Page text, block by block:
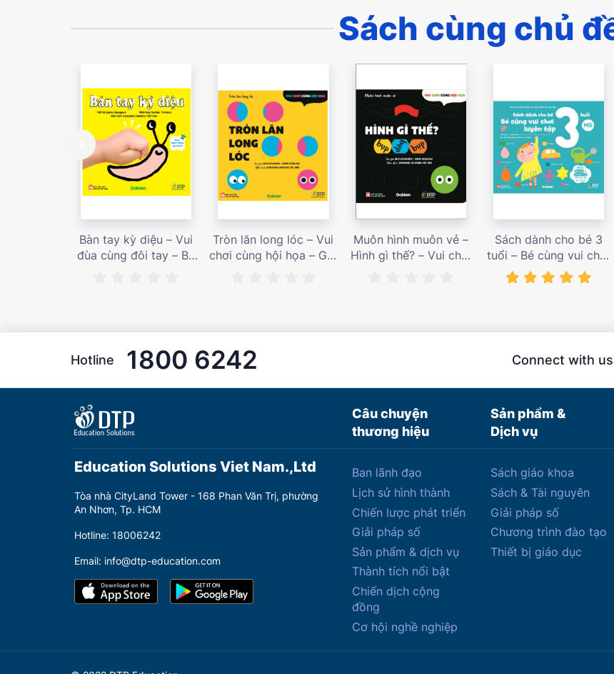
Sách cùng chủ
Bàn tay kỳ diệu – Vui
đùa cùng đôi tay – Bé
Tròn lăn long lóc – Vui
chơi cùng hội họa – Giá
Muôn hình muôn vẻ –
Hình gì thế? – Vui chơi
Sách dành cho bé 3
tuổi – Bé cùng vui chơi
luyện tập – Sách vui
chơi tương tác tăng
Hotline 1800 6242 Connect with
Câu chuyện
thương hiệu
Sản phẩm &
Dịch vụ
Education Solutions Viet Nam.,Ltd
Tòa nhà CityLand Tower - 168 Phan Văn Trị, phường
An Nhơn, Tp. HCM
Hotline: 18006242
Email: info@dtp-education.com
Ban lãnh đạo
Lịch sử hình thành
Chiến lược phát triển
Giải pháp số
Sản phẩm & dịch vụ
Thành tích nổi bật
Chiến dịch cộng
đồng
Cơ hội nghề nghiệp
Sách giáo khoa
Sách & Tài nguyên
Giải pháp số
Chương trình đào tạo
Thiết bị giáo dục